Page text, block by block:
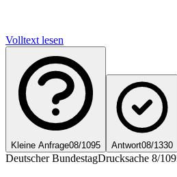
Volltext lesen
Kleine Anfrage08/1095 Antwort08/1330
Deutscher BundestagDrucksache 8/